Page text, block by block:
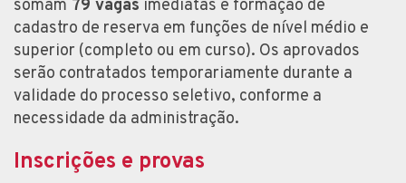
somam 79 vagas imediatas e formação de
cadastro de reserva em funções de nível médio e
superior (completo ou em curso). Os aprovados
serão contratados temporariamente durante a
validade do processo seletivo, conforme a
necessidade da administração.
Inscrições e provas